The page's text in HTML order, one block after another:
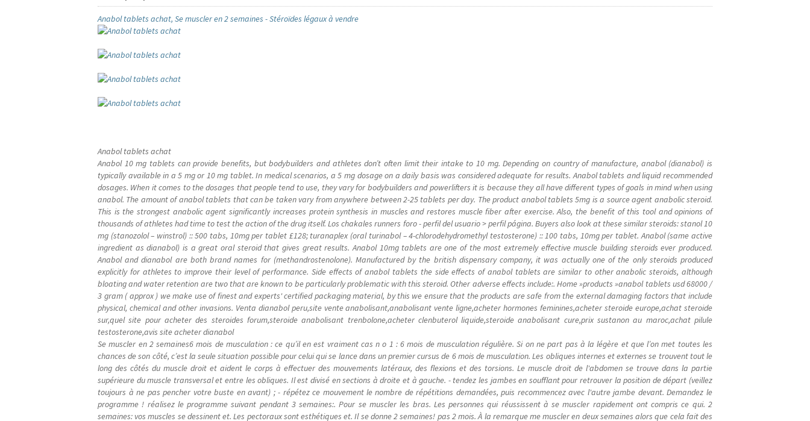
Anabol tablets achat, Se muscler en 2 semaines - Stéroïdes légaux à vendre
Anabol tablets achat
Anabol 10 mg tablets can provide benefits, but bodybuilders and athletes don’t often limit their intake to 10 mg. Depending on country of manufacture, anabol (dianabol) is
typically available in a 5 mg or 10 mg tablet. In medical scenarios, a 5 mg dosage on a daily basis was considered adequate for results. Anabol tablets and liquid recommended
dosages. When it comes to the dosages that people tend to use, they vary for bodybuilders and powerlifters it is because they all have different types of goals in mind when using
anabol. The amount of anabol tablets that can be taken vary from anywhere between 2-25 tablets per day. The product anabol tablets 5mg is a source agent anabolic steroid.
This is the strongest anabolic agent significantly increases protein synthesis in muscles and restores muscle fiber after exercise. Also, the benefit of this tool and opinions of
thousands of athletes had time to test the action of the drug itself. Los chakales runners foro - perfil del usuario > perfil página. Buyers also look at these similar steroids: stanol 10
mg (stanozolol – winstrol) :: 500 tabs, 10mg per tablet £128; turanaplex (oral turinabol – 4-chlorodehydromethyl testosterone) :: 100 tabs, 10mg per tablet. Anabol (same active
ingredient as dianabol) is a great oral steroid that gives great results. Anabol 10mg tablets are one of the most extremely effective muscle building steroids ever produced.
Anabol and dianabol are both brand names for (methandrostenolone). Manufactured by the british dispensary company, it was actually one of the only steroids produced
explicitly for athletes to improve their level of performance. Side effects of anabol tablets the side effects of anabol tablets are similar to other anabolic steroids, although
bloating and water retention are two that are known to be particularly problematic with this steroid. Other adverse effects include:. Home »products »anabol tablets usd 68000 /
3 gram ( approx ) we make use of finest and experts' certified packaging material, by this we ensure that the products are safe from the external damaging factors that include
physical, chemical and other invasions. Venta dianabol peru,site vente anabolisant,anabolisant vente ligne,acheter hormones feminines,acheter steroide europe,achat steroide
sur,quel site pour acheter des steroides forum,steroide anabolisant trenbolone,acheter clenbuterol liquide,steroide anabolisant cure,prix sustanon au maroc,achat pilule
testosterone,avis site acheter dianabol
Se muscler en 2 semaines6 mois de musculation : ce qu’il en est vraiment cas n o 1 : 6 mois de musculation régulière. Si on ne part pas à la légère et que l’on met toutes les
chances de son côté, c’est la seule situation possible pour celui qui se lance dans un premier cursus de 6 mois de musculation. Les obliques internes et externes se trouvent tout le
long des côtés du muscle droit et aident le corps à effectuer des mouvements latéraux, des flexions et des torsions. Le muscle droit de l'abdomen se trouve dans la partie
supérieure du muscle transversal et entre les obliques. Il est divisé en sections à droite et à gauche. - tendez les jambes en soufflant pour retrouver la position de départ (veillez
toujours à ne pas pencher votre buste en avant) ; - répétez ce mouvement le nombre de répétitions demandées, puis recommencez avec l'autre jambe devant. Demandez le
programme ! réalisez le programme suivant pendant 3 semaines:. Pour se muscler les bras. Les personnes qui réussissent à se muscler rapidement ont compris ce qui. 2
semaines: vos muscles se dessinent et. Les pectoraux sont esthétiques et. Il se donne 2 semaines! pas 2 mois. À la remarque me muscler en deux semaines alors que cela fait des